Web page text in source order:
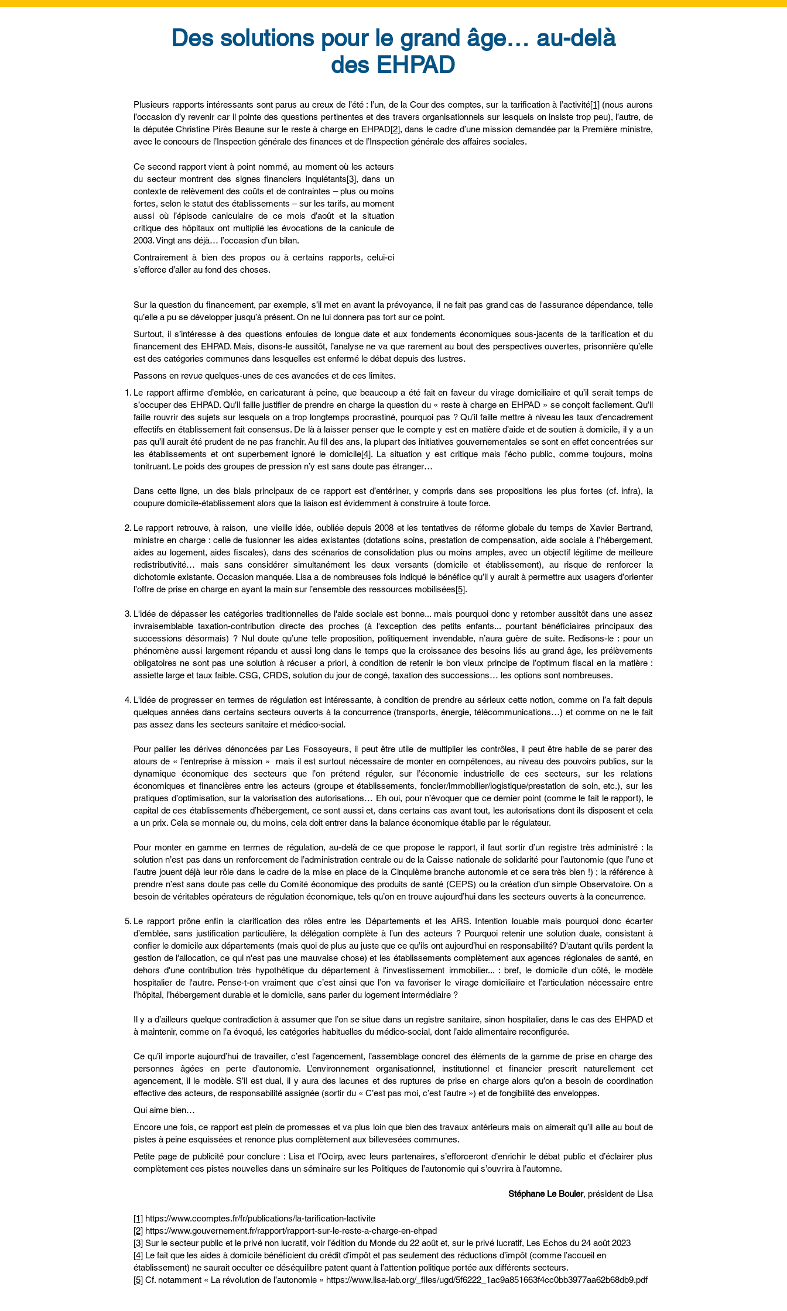
Des solutions pour le grand âge… au-delà
des EHPAD
Plusieurs rapports intéressants sont parus au creux de l’été : l’un, de la Cour des comptes, sur la tarification à l’activité[1](nous aurons
l’occasion d’y revenir car il pointe des questions pertinentes et des travers organisationnels sur lesquels on insiste trop peu), l’autre, de
la députée Christine Pirès Beaune sur le reste à charge en EHPAD[2], dans le cadre d’une mission demandée par la Première ministre,
avec le concours de l’Inspection générale des finances et de l’Inspection générale des affaires sociales.
Ce second rapport vient à point nommé, au moment où les acteurs
du secteur montrent des signes financiers inquiétants[3], dans un
contexte de relèvement des coûts et de contraintes – plus ou moins
fortes, selon le statut des établissements – sur les tarifs, au moment
aussi où l’épisode caniculaire de ce mois d’août et la situation
critique des hôpitaux ont multiplié les évocations de la canicule de
2003. Vingt ans déjà… l’occasion d’un bilan.
Contrairement à bien des propos ou à certains rapports, celui-ci
s’efforce d’aller au fond des choses.
Sur la question du financement, par exemple, s’il met en avant la prévoyance, il ne fait pas grand cas de l'assurance dépendance, telle
qu’elle a pu se développer jusqu’à présent. On ne lui donnera pas tort sur ce point.
Surtout, il s’intéresse à des questions enfouies de longue date et aux fondements économiques sous-jacents de la tarification et du
financement des EHPAD. Mais, disons-le aussitôt, l’analyse ne va que rarement au bout des perspectives ouvertes, prisonnière qu’elle
est des catégories communes dans lesquelles est enfermé le débat depuis des lustres.
Passons en revue quelques-unes de ces avancées et de ces limites.
Le rapport affirme d’emblée, en caricaturant à peine, que beaucoup a été fait en faveur du virage domiciliaire et qu’il serait temps de
s’occuper des EHPAD. Qu’il faille justifier de prendre en charge la question du « reste à charge en EHPAD » se conçoit facilement. Qu’il
faille rouvrir des sujets sur lesquels on a trop longtemps procrastiné, pourquoi pas ? Qu’il faille mettre à niveau les taux d’encadrement
effectifs en établissement fait consensus. De là à laisser penser que le compte y est en matière d’aide et de soutien à domicile, il y a un
pas qu’il aurait été prudent de ne pas franchir. Au fil des ans, la plupart des initiatives gouvernementales se sont en effet concentrées sur
les établissements et ont superbement ignoré le domicile[4]. La situation y est critique mais l’écho public, comme toujours, moins
tonitruant. Le poids des groupes de pression n’y est sans doute pas étranger…
Dans cette ligne, un des biais principaux de ce rapport est d’entériner, y compris dans ses propositions les plus fortes (cf. infra), la
coupure domicile-établissement alors que la liaison est évidemment à construire à toute force.
Le rapport retrouve, à raison, une vieille idée, oubliée depuis 2008 et les tentatives de réforme globale du temps de Xavier Bertrand,
ministre en charge : celle de fusionner les aides existantes (dotations soins, prestation de compensation, aide sociale à l’hébergement,
aides au logement, aides fiscales), dans des scénarios de consolidation plus ou moins amples, avec un objectif légitime de meilleure
redistributivité… mais sans considérer simultanément les deux versants (domicile et établissement), au risque de renforcer la
dichotomie existante. Occasion manquée. Lisa a de nombreuses fois indiqué le bénéfice qu’il y aurait à permettre aux usagers d’orienter
l’offre de prise en charge en ayant la main sur l’ensemble des ressources mobilisées[5].
L'idée de dépasser les catégories traditionnelles de l'aide sociale est bonne... mais pourquoi donc y retomber aussitôt dans une assez
invraisemblable taxation-contribution directe des proches (à l'exception des petits enfants... pourtant bénéficiaires principaux des
successions désormais) ? Nul doute qu’une telle proposition, politiquement invendable, n’aura guère de suite. Redisons-le : pour un
phénomène aussi largement répandu et aussi long dans le temps que la croissance des besoins liés au grand âge, les prélèvements
obligatoires ne sont pas une solution à récuser a priori, à condition de retenir le bon vieux principe de l’optimum fiscal en la matière :
assiette large et taux faible. CSG, CRDS, solution du jour de congé, taxation des successions… les options sont nombreuses.
L'idée de progresser en termes de régulation est intéressante, à condition de prendre au sérieux cette notion, comme on l’a fait depuis
quelques années dans certains secteurs ouverts à la concurrence (transports, énergie, télécommunications…) et comme on ne le fait
pas assez dans les secteurs sanitaire et médico-social.
Pour pallier les dérives dénoncées par Les Fossoyeurs, il peut être utile de multiplier les contrôles, il peut être habile de se parer des
atours de « l’entreprise à mission » mais il est surtout nécessaire de monter en compétences, au niveau des pouvoirs publics, sur la
dynamique économique des secteurs que l’on prétend réguler, sur l’économie industrielle de ces secteurs, sur les relations
économiques et financières entre les acteurs (groupe et établissements, foncier/immobilier/logistique/prestation de soin, etc.), sur les
pratiques d’optimisation, sur la valorisation des autorisations… Eh oui, pour n’évoquer que ce dernier point (comme le fait le rapport), le
capital de ces établissements d’hébergement, ce sont aussi et, dans certains cas avant tout, les autorisations dont ils disposent et cela
a un prix. Cela se monnaie ou, du moins, cela doit entrer dans la balance économique établie par le régulateur.
Pour monter en gamme en termes de régulation, au-delà de ce que propose le rapport, il faut sortir d’un registre très administré : la
solution n’est pas dans un renforcement de l’administration centrale ou de la Caisse nationale de solidarité pour l’autonomie (que l’une et
l’autre jouent déjà leur rôle dans le cadre de la mise en place de la Cinquième branche autonomie et ce sera très bien !) ; la référence à
prendre n’est sans doute pas celle du Comité économique des produits de santé (CEPS) ou la création d’un simple Observatoire. On a
besoin de véritables opérateurs de régulation économique, tels qu’on en trouve aujourd’hui dans les secteurs ouverts à la concurrence.
Le rapport prône enfin la clarification des rôles entre les Départements et les ARS. Intention louable mais pourquoi donc écarter
d’emblée, sans justification particulière, la délégation complète à l’un des acteurs ? Pourquoi retenir une solution duale, consistant à
confier le domicile aux départements (mais quoi de plus au juste que ce qu’ils ont aujourd’hui en responsabilité? D'autant qu'ils perdent la
gestion de l'allocation, ce qui n'est pas une mauvaise chose) et les établissements complètement aux agences régionales de santé, en
dehors d'une contribution très hypothétique du département à l'investissement immobilier... : bref, le domicile d'un côté, le modèle
hospitalier de l'autre. Pense-t-on vraiment que c’est ainsi que l’on va favoriser le virage domiciliaire et l’articulation nécessaire entre
l’hôpital, l’hébergement durable et le domicile, sans parler du logement intermédiaire ?
Il y a d’ailleurs quelque contradiction à assumer que l’on se situe dans un registre sanitaire, sinon hospitalier, dans le cas des EHPAD et
à maintenir, comme on l’a évoqué, les catégories habituelles du médico-social, dont l’aide alimentaire reconfigurée.
Ce qu’il importe aujourd’hui de travailler, c’est l’agencement, l’assemblage concret des éléments de la gamme de prise en charge des
personnes âgées en perte d’autonomie. L’environnement organisationnel, institutionnel et financier prescrit naturellement cet
agencement, il le modèle. S’il est dual, il y aura des lacunes et des ruptures de prise en charge alors qu’on a besoin de coordination
effective des acteurs, de responsabilité assignée (sortir du « C’est pas moi, c’est l’autre ») et de fongibilité des enveloppes.
Qui aime bien…
Encore une fois, ce rapport est plein de promesses et va plus loin que bien des travaux antérieurs mais on aimerait qu’il aille au bout de
pistes à peine esquissées et renonce plus complètement aux billevesées communes.
Petite page de publicité pour conclure : Lisa et l’Ocirp, avec leurs partenaires, s’efforceront d’enrichir le débat public et d’éclairer plus
complètement ces pistes nouvelles dans un séminaire sur les Politiques de l’autonomie qui s’ouvrira à l’automne.
Stéphane Le Bouler, président de Lisa
[1] https://www.ccomptes.fr/fr/publications/la-tarification-lactivite
[2] https://www.gouvernement.fr/rapport/rapport-sur-le-reste-a-charge-en-ehpad
[3] Sur le secteur public et le privé non lucratif, voir l’édition du Monde du 22 août et, sur le privé lucratif, Les Echos du 24 août 2023
[4] Le fait que les aides à domicile bénéficient du crédit d’impôt et pas seulement des réductions d’impôt (comme l’accueil en
établissement) ne saurait occulter ce déséquilibre patent quant à l’attention politique portée aux différents secteurs.
[5] Cf. notamment « La révolution de l’autonomie » https://www.lisa-lab.org/_files/ugd/5f6222_1ac9a851663f4cc0bb3977aa62b68db9.pdf